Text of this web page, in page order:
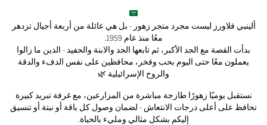
ألينبي فلاورز ليست مجرد متجر زهور - بل هي عائلة من أربعة أجيال تزدهر
معًا منذ عام 1959.
بدأت القصة مع الجد الأكبر، ثم تابعها الجد والابنة والحفيد - الذين ما زالوا
يعملون معًا حتى اليوم بحب وفخر، محافظين على نفس الدفء والدقة
والروح الإسرائيلية 🌿
نستقبل يوميًا زهورًا طازجة مباشرة من المزارعين، مع غرفة تبريد كبيرة
تحافظ على أعلى درجات الانتعاش - لضمان وصول كل باقة أو نبتة أو تنسيق
إليكم بشكل مثالي ومليء بالحياة.